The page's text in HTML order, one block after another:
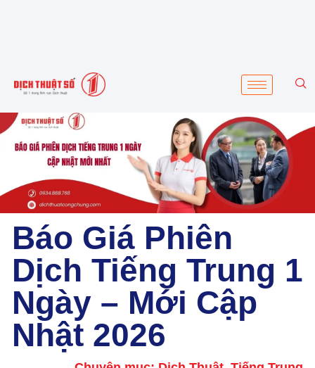
Báo Giá Phiên
Dịch Tiếng Trung 1
Ngày – Mới Cập
Nhật 2026